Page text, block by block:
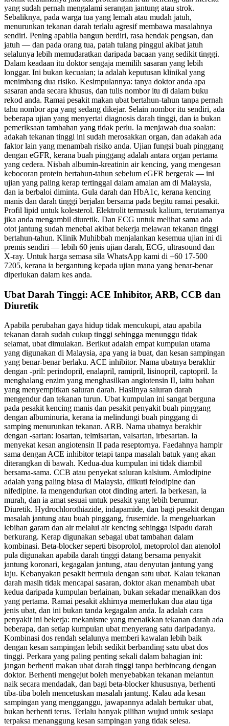
yang sudah pernah mengalami serangan jantung atau strok.
Sebaliknya, pada warga tua yang lemah atau mudah jatuh,
menurunkan tekanan darah terlalu agresif membawa masalahnya
sendiri. Pening apabila bangun berdiri, rasa hendak pengsan, dan
jatuh — dan pada orang tua, patah tulang pinggul akibat jatuh
selalunya lebih memudaratkan daripada bacaan yang sedikit tinggi.
Dalam keadaan itu doktor sengaja memilih sasaran yang lebih
longgar. Ini bukan kecuaian; ia adalah keputusan klinikal yang
menimbang dua risiko. Kesimpulannya: tanya doktor anda apa
sasaran anda secara khusus, dan tulis nombor itu di dalam buku
rekod anda. Ramai pesakit makan ubat bertahun-tahun tanpa pernah
tahu nombor apa yang sedang dikejar. Selain nombor itu sendiri, ada
beberapa ujian yang menyertai diagnosis darah tinggi, dan ia bukan
pemeriksaan tambahan yang tidak perlu. Ia menjawab dua soalan:
adakah tekanan tinggi ini sudah merosakkan organ, dan adakah ada
faktor lain yang menambah risiko anda. Ujian fungsi buah pinggang
dengan eGFR, kerana buah pinggang adalah antara organ pertama
yang cedera. Nisbah albumin-kreatinin air kencing, yang mengesan
kebocoran protein bertahun-tahun sebelum eGFR bergerak — ini
ujian yang paling kerap tertinggal dalam amalan am di Malaysia,
dan ia berbaloi diminta. Gula darah dan HbA1c, kerana kencing
manis dan darah tinggi berjalan bersama pada begitu ramai pesakit.
Profil lipid untuk kolesterol. Elektrolit termasuk kalium, terutamanya
jika anda mengambil diuretik. Dan ECG untuk melihat sama ada
otot jantung sudah menebal akibat bekerja melawan tekanan tinggi
bertahun-tahun. Klinik Muhibbah menjalankan kesemua ujian ini di
premis sendiri — lebih 60 jenis ujian darah, ECG, ultrasound dan
X-ray. Untuk harga semasa sila WhatsApp kami di +60 17-500
7205, kerana ia bergantung kepada ujian mana yang benar-benar
diperlukan dalam kes anda.
Ubat Darah Tinggi: ACE Inhibitor, ARB, CCB dan
Diuretik
Apabila perubahan gaya hidup tidak mencukupi, atau apabila
tekanan darah sudah cukup tinggi sehingga menunggu tidak
selamat, ubat dimulakan. Berikut adalah empat kumpulan utama
yang digunakan di Malaysia, apa yang ia buat, dan kesan sampingan
yang benar-benar berlaku. ACE inhibitor. Nama ubatnya berakhir
dengan -pril: perindopril, enalapril, ramipril, lisinopril, captopril. Ia
menghalang enzim yang menghasilkan angiotensin II, iaitu bahan
yang menyempitkan saluran darah. Hasilnya saluran darah
mengendur dan tekanan turun. Ubat kumpulan ini sangat berguna
pada pesakit kencing manis dan pesakit penyakit buah pinggang
dengan albuminuria, kerana ia melindungi buah pinggang di
samping menurunkan tekanan. ARB. Nama ubatnya berakhir
dengan -sartan: losartan, telmisartan, valsartan, irbesartan. Ia
menyekat kesan angiotensin II pada reseptornya. Faedahnya hampir
sama dengan ACE inhibitor tetapi tanpa masalah batuk yang akan
diterangkan di bawah. Kedua-dua kumpulan ini tidak diambil
bersama-sama. CCB atau penyekat saluran kalsium. Amlodipine
adalah yang paling biasa di Malaysia, diikuti felodipine dan
nifedipine. Ia mengendurkan otot dinding arteri. Ia berkesan, ia
murah, dan ia amat sesuai untuk pesakit yang lebih berumur.
Diuretik. Hydrochlorothiazide, indapamide, dan bagi pesakit dengan
masalah jantung atau buah pinggang, frusemide. Ia mengeluarkan
lebihan garam dan air melalui air kencing sehingga isipadu darah
berkurang. Kerap digunakan sebagai ubat tambahan dalam
kombinasi. Beta-blocker seperti bisoprolol, metoprolol dan atenolol
pula digunakan apabila darah tinggi datang bersama penyakit
jantung koronari, kegagalan jantung, atau denyutan jantung yang
laju. Kebanyakan pesakit bermula dengan satu ubat. Kalau tekanan
darah masih tidak mencapai sasaran, doktor akan menambah ubat
kedua daripada kumpulan berlainan, bukan sekadar menaikkan dos
yang pertama. Ramai pesakit akhirnya memerlukan dua atau tiga
jenis ubat, dan ini bukan tanda kegagalan anda. Ia adalah cara
penyakit ini bekerja: mekanisme yang menaikkan tekanan darah ada
beberapa, dan setiap kumpulan ubat menyerang satu daripadanya.
Kombinasi dos rendah selalunya memberi kawalan lebih baik
dengan kesan sampingan lebih sedikit berbanding satu ubat dos
tinggi. Perkara yang paling penting sekali dalam bahagian ini:
jangan berhenti makan ubat darah tinggi tanpa berbincang dengan
doktor. Berhenti mengejut boleh menyebabkan tekanan melantun
naik secara mendadak, dan bagi beta-blocker khususnya, berhenti
tiba-tiba boleh mencetuskan masalah jantung. Kalau ada kesan
sampingan yang mengganggu, jawapannya adalah bertukar ubat,
bukan berhenti terus. Terlalu banyak pilihan wujud untuk sesiapa
terpaksa menanggung kesan sampingan yang tidak selesa.